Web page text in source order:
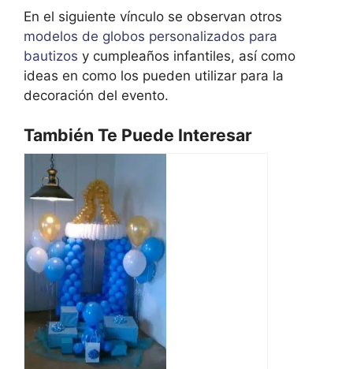
En el siguiente vínculo se observan otros
modelos de globos personalizados para
bautizos y cumpleaños infantiles, así como
ideas en como los pueden utilizar para la
decoración del evento.
También Te Puede Interesar